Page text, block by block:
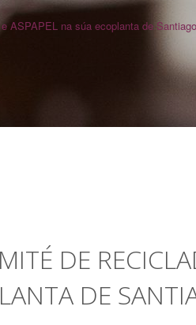
ASPAPEL na súa ecoplanta de Santiago
DE
DE